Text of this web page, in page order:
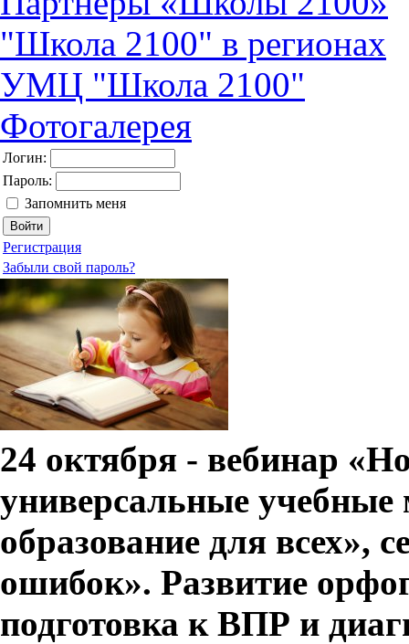
"Школа 2100" в регионах
УМЦ "Школа 2100"
Фотогалерея
Логин:
Пароль:
Запомнить меня
Регистрация
Забыли свой пароль?
24 октября - вебинар
универсальные
образование для всех»,
ошибок». Развитие
подготовка к ВПР и